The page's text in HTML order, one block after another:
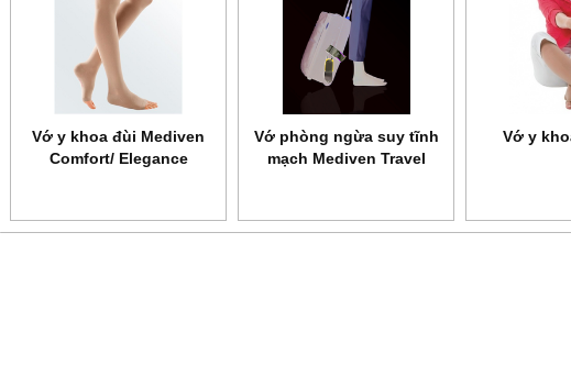
Vớ y khoa đùi Mediven
Comfort/ Elegance
Vớ phòng ngừa suy tĩnh
mạch Mediven Travel
Vớ y